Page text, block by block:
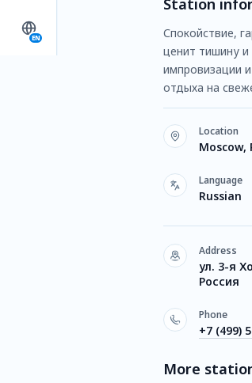
EN
Station
Спокойствие,
ценит тишину
импровизации
отдыха на
Location
Moscow,
Language
Russian
Address
ул. 3-я
Россия
Phone
+7 (499)
More